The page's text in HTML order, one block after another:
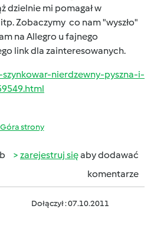
dzielnie mi pomagał w
Zobaczymy co nam "wyszło"
na Allegro u fajnego
link dla zainteresowanych.
nierdzewny-pyszna-i-
Góra strony
zarejestruj sięaby dodawać
komentarze
Dołączył : 07.10.2011